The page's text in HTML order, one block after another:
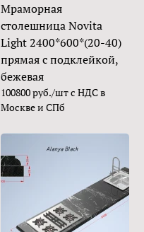
Мраморная
столешница Novita
Light 2400*600*(20-40)
прямая с подклейкой,
бежевая
100800 руб./шт с НДС в
Москве и СПб